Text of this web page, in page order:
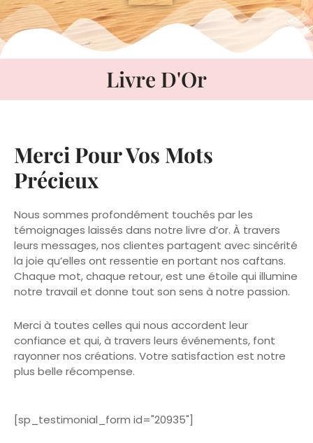
Livre D'Or
Merci Pour Vos Mots
Précieux
Nous sommes profondément touchés par les
témoignages laissés dans notre livre d’or. À travers
leurs messages, nos clientes partagent avec sincérité
la joie qu’elles ont ressentie en portant nos caftans.
Chaque mot, chaque retour, est une étoile qui illumine
notre travail et donne tout son sens à notre passion.
Merci à toutes celles qui nous accordent leur
confiance et qui, à travers leurs événements, font
rayonner nos créations. Votre satisfaction est notre
plus belle récompense.
[sp_testimonial_form id="20935"]